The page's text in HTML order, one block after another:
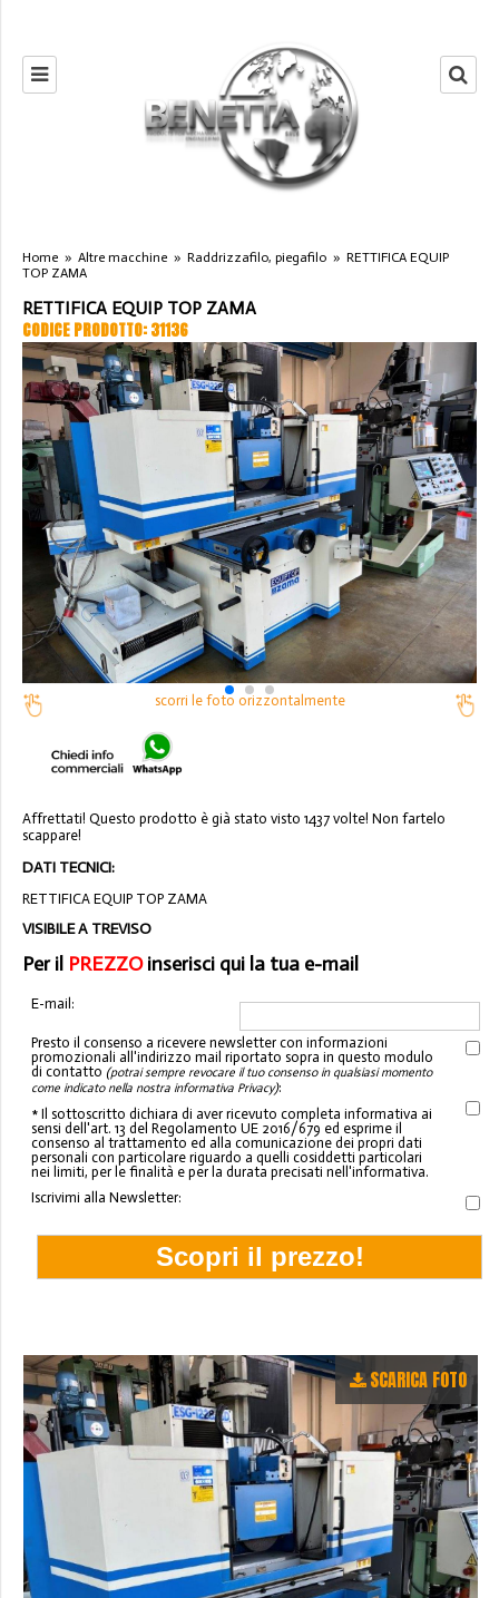
Home » Altre macchine » Raddrizzafilo, piegafilo » RETTIFICA EQUIP
TOP ZAMA
RETTIFICA EQUIP TOP ZAMA
CODICE PRODOTTO: 31136
scorri le foto orizzontalmente
Affrettati! Questo prodotto è già stato visto 1437 volte! Non fartelo
scappare!
DATI TECNICI:
RETTIFICA EQUIP TOP ZAMA
VISIBILE A TREVISO
Per il PREZZOinserisci qui la tua e-mail
E-mail:
Presto il consenso a ricevere newsletter con informazioni
promozionali all'indirizzo mail riportato sopra in questo modulo
di contatto (potrai sempre revocare il tuo consenso in qualsiasi momento
come indicato nella nostra informativa Privacy):
* Il sottoscritto dichiara di aver ricevuto completa informativa ai
sensi dell'art. 13 del Regolamento UE 2016/679 ed esprime il
consenso al trattamento ed alla comunicazione dei propri dati
personali con particolare riguardo a quelli cosiddetti particolari
nei limiti, per le finalità e per la durata precisati nell'informativa.
Iscrivimi alla Newsletter:
SCARICA FOTO